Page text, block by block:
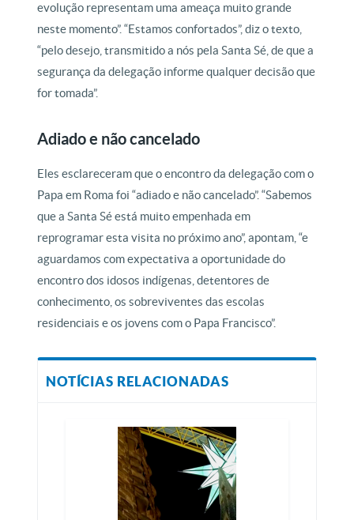
evolução representam uma ameaça muito grande
neste momento”. “Estamos confortados”, diz o texto,
“pelo desejo, transmitido a nós pela Santa Sé, de que a
segurança da delegação informe qualquer decisão que
for tomada”.
Adiado e não cancelado
Eles esclareceram que o encontro da delegação com o
Papa em Roma foi “adiado e não cancelado”. “Sabemos
que a Santa Sé está muito empenhada em
reprogramar esta visita no próximo ano”, apontam, “e
aguardamos com expectativa a oportunidade do
encontro dos idosos indígenas, detentores de
conhecimento, os sobreviventes das escolas
residenciais e os jovens com o Papa Francisco”.
NOTÍCIAS RELACIONADAS